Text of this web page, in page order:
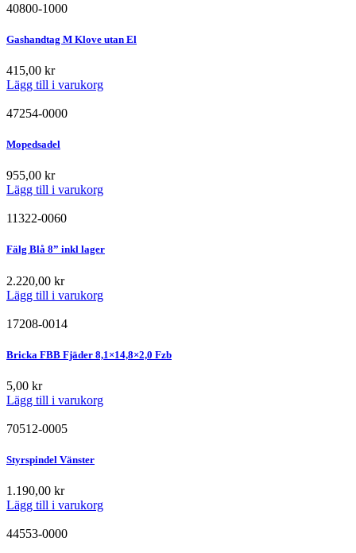
40800-1000
Gashandtag M Klove utan El
415,00 kr
Lägg till i varukorg
47254-0000
Mopedsadel
955,00 kr
Lägg till i varukorg
11322-0060
Fälg Blå 8” inkl lager
2.220,00 kr
Lägg till i varukorg
17208-0014
Bricka FBB Fjäder 8,1×14,8×2,0 Fzb
5,00 kr
Lägg till i varukorg
70512-0005
Styrspindel Vänster
1.190,00 kr
Lägg till i varukorg
44553-0000